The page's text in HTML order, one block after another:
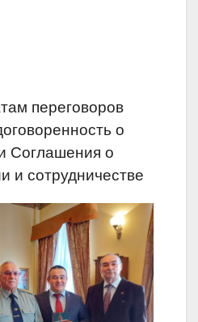
переговоров
о
Соглашения о
и сотрудничестве